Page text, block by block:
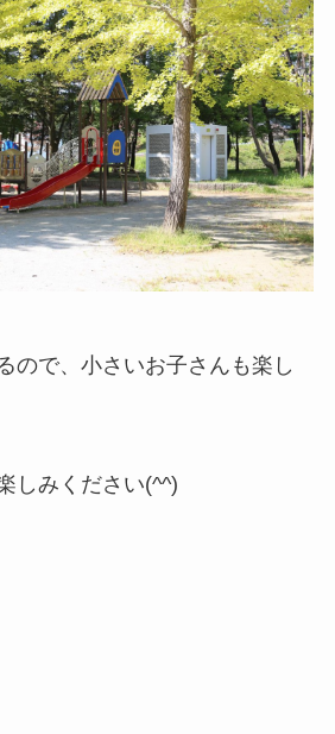
ので、小さいお子さんも楽し
しみください(^^)